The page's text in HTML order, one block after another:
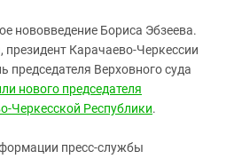
нововведение Бориса Эбзеева.
президент Карачаево-Черкессии
председателя Верховного суда
нового председателя
Черкесской Республики.
пресс-службы